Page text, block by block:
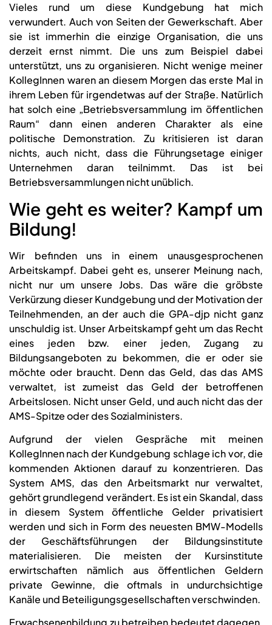
Vieles rund um diese Kundgebung hat mich
verwundert. Auch von Seiten der Gewerkschaft. Aber
sie ist immerhin die einzige Organisation, die uns
derzeit ernst nimmt. Die uns zum Beispiel dabei
unterstützt, uns zu organisieren. Nicht wenige meiner
KollegInnen waren an diesem Morgen das erste Mal in
ihrem Leben für irgendetwas auf der Straße. Natürlich
hat solch eine „Betriebsversammlung im öffentlichen
Raum“ dann einen anderen Charakter als eine
politische Demonstration. Zu kritisieren ist daran
nichts, auch nicht, dass die Führungsetage einiger
Unternehmen daran teilnimmt. Das ist bei
Betriebsversammlungen nicht unüblich.
Wie geht es weiter? Kampf um
Bildung!
Wir befinden uns in einem unausgesprochenen
Arbeitskampf. Dabei geht es, unserer Meinung nach,
nicht nur um unsere Jobs. Das wäre die gröbste
Verkürzung dieser Kundgebung und der Motivation der
Teilnehmenden, an der auch die GPA-djp nicht ganz
unschuldig ist. Unser Arbeitskampf geht um das Recht
eines jeden bzw. einer jeden, Zugang zu
Bildungsangeboten zu bekommen, die er oder sie
möchte oder braucht. Denn das Geld, das das AMS
verwaltet, ist zumeist das Geld der betroffenen
Arbeitslosen. Nicht unser Geld, und auch nicht das der
AMS-Spitze oder des Sozialministers.
Aufgrund der vielen Gespräche mit meinen
KollegInnen nach der Kundgebung schlage ich vor, die
kommenden Aktionen darauf zu konzentrieren. Das
System AMS, das den Arbeitsmarkt nur verwaltet,
gehört grundlegend verändert. Es ist ein Skandal, dass
in diesem System öffentliche Gelder privatisiert
werden und sich in Form des neuesten BMW-Modells
der Geschäftsführungen der Bildungsinstitute
materialisieren. Die meisten der Kursinstitute
erwirtschaften nämlich aus öffentlichen Geldern
private Gewinne, die oftmals in undurchsichtige
Kanäle und Beteiligungsgesellschaften verschwinden.